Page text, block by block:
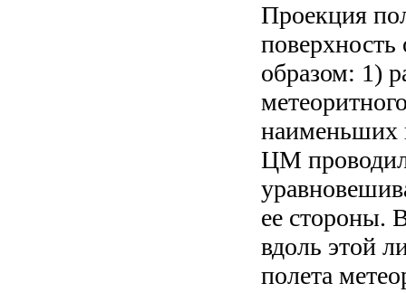
Проекция
образом: 1)
наименьших
ЦМ
ее стороны.
вдоль этой
полета